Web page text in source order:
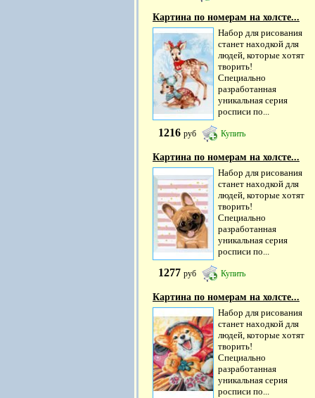
Картина по номерам на холсте...
Набор для рисования
станет находкой для
людей, которые хотят
творить!
Специально
разработанная
уникальная серия
росписи по...
1216 руб Купить
Картина по номерам на холсте...
Набор для рисования
станет находкой для
людей, которые хотят
творить!
Специально
разработанная
уникальная серия
росписи по...
1277 руб Купить
Картина по номерам на холсте...
Набор для рисования
станет находкой для
людей, которые хотят
творить!
Специально
разработанная
уникальная серия
росписи по...